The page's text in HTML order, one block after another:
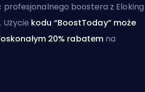
profesjonalnego boostera z Eloking
kodu “BoostToday” może
20% rabatem na